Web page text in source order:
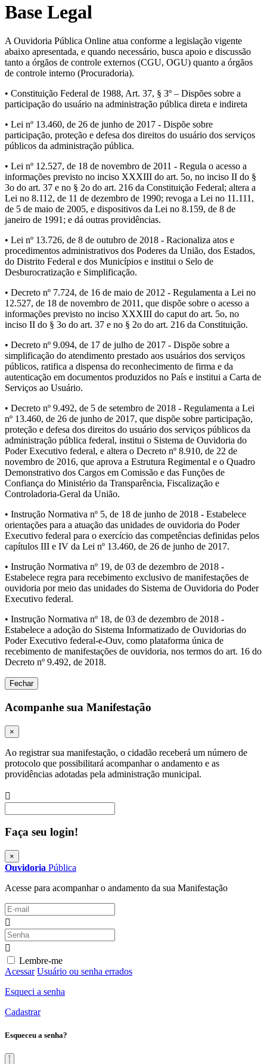
Base Legal
A Ouvidoria Pública Online atua conforme a legislação vigente
abaixo apresentada, e quando necessário, busca apoio e discussão
tanto a órgãos de controle externos (CGU, OGU) quanto a órgãos
de controle interno (Procuradoria).
• Constituição Federal de 1988, Art. 37, § 3º – Dispões sobre a
participação do usuário na administração pública direta e indireta
• Lei nº 13.460, de 26 de junho de 2017 - Dispõe sobre
participação, proteção e defesa dos direitos do usuário dos serviços
públicos da administração pública.
• Lei nº 12.527, de 18 de novembro de 2011 - Regula o acesso a
informações previsto no inciso XXXIII do art. 5o, no inciso II do §
3o do art. 37 e no § 2o do art. 216 da Constituição Federal; altera a
Lei no 8.112, de 11 de dezembro de 1990; revoga a Lei no 11.111,
de 5 de maio de 2005, e dispositivos da Lei no 8.159, de 8 de
janeiro de 1991; e dá outras providências.
• Lei nº 13.726, de 8 de outubro de 2018 - Racionaliza atos e
procedimentos administrativos dos Poderes da União, dos Estados,
do Distrito Federal e dos Municípios e institui o Selo de
Desburocratização e Simplificação.
• Decreto nº 7.724, de 16 de maio de 2012 - Regulamenta a Lei no
12.527, de 18 de novembro de 2011, que dispõe sobre o acesso a
informações previsto no inciso XXXIII do caput do art. 5o, no
inciso II do § 3o do art. 37 e no § 2o do art. 216 da Constituição.
• Decreto nº 9.094, de 17 de julho de 2017 - Dispõe sobre a
simplificação do atendimento prestado aos usuários dos serviços
públicos, ratifica a dispensa do reconhecimento de firma e da
autenticação em documentos produzidos no País e institui a Carta de
Serviços ao Usuário.
• Decreto nº 9.492, de 5 de setembro de 2018 - Regulamenta a Lei
nº 13.460, de 26 de junho de 2017, que dispõe sobre participação,
proteção e defesa dos direitos do usuário dos serviços públicos da
administração pública federal, institui o Sistema de Ouvidoria do
Poder Executivo federal, e altera o Decreto nº 8.910, de 22 de
novembro de 2016, que aprova a Estrutura Regimental e o Quadro
Demonstrativo dos Cargos em Comissão e das Funções de
Confiança do Ministério da Transparência, Fiscalização e
Controladoria-Geral da União.
• Instrução Normativa nº 5, de 18 de junho de 2018 - Estabelece
orientações para a atuação das unidades de ouvidoria do Poder
Executivo federal para o exercício das competências definidas pelos
capítulos III e IV da Lei nº 13.460, de 26 de junho de 2017.
• Instrução Normativa nº 19, de 03 de dezembro de 2018 -
Estabelece regra para recebimento exclusivo de manifestações de
ouvidoria por meio das unidades do Sistema de Ouvidoria do Poder
Executivo federal.
• Instrução Normativa nº 18, de 03 de dezembro de 2018 -
Estabelece a adoção do Sistema Informatizado de Ouvidorias do
Poder Executivo federal-e-Ouv, como plataforma única de
recebimento de manifestações de ouvidoria, nos termos do art. 16 do
Decreto nº 9.492, de 2018.
Fechar
Acompanhe sua Manifestação
×
Ao registrar sua manifestação, o cidadão receberá um número de
protocolo que possibilitará acompanhar o andamento e as
providências adotadas pela administração municipal.
Faça seu login!
×
Ouvidoria Pública
Acesse para acompanhar o andamento da sua Manifestação
Lembre-me
Acessar Usuário ou senha errados
Esqueci a senha
Cadastrar
Esqueceu a senha?